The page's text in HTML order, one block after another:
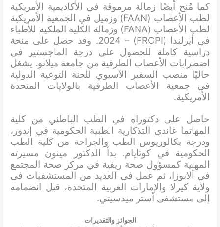
كما مُنح أيضًا زمالة مرموقة في الأكاديمية الأمريكية
لطب الأعصاب (FAAN) وزميل في الجمعية الأمريكية
لطب الأعصاب (FANA) وزمالة الكلية الملكية للأطباء
في أيرلندا (FRCPI) – 2024. وقد حصل على منحة
دراسية كاملة للحصول على درجة الماجستير في
اضطرابات الأعصاب الطرفية من جامعة ميلانو. يشغل
حاليًا منصب السفير الآسيوي للجنة التوعية الدولية
في جمعية الأعصاب الطرفية بالولايات المتحدة
الأمريكية.
حاصل على دكتوراه في الطب الباطني من كلية
المهاتما غاندي التذكارية الطبية الحكومية في إندور،
ودرجة بكالوريوس الطب والجراحة من كلية الطب
الحكومية في كوتايام. بدأ الدكتور مينون مسيرته
المهنية كمسؤول صحة ريفية في مركز صحة المجتمع
في ألابوزا، ثم عمل في العديد من المستشفيات في
ولاية كيرلا والإمارات العربية المتحدة، قبل انضمامه
إلى مستشفى أستر ميدسيتي.
الجوائز والتقديرات